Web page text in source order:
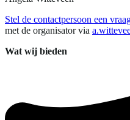
Stel de contactpersoon een
met de organisator via
Wat wij bieden